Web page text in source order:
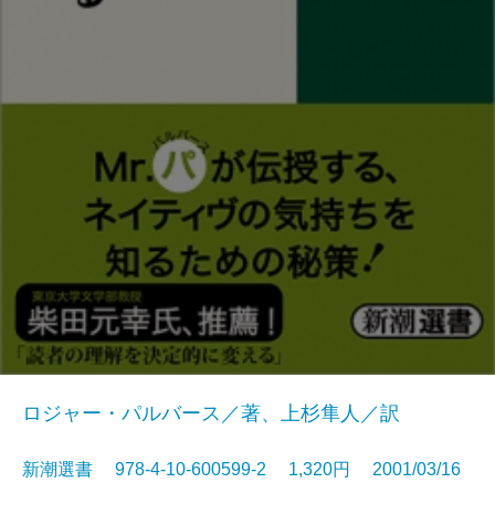
ロジャー・パルバース／著、上杉隼人／訳
新潮選書 978-4-10-600599-2 1,320円 2001/03/16